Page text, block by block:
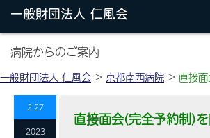
病院からのご案内
一般財団法人 仁風会 > 京都南西病院 > 直接
2.27
2023
直接面会(完全予約制)